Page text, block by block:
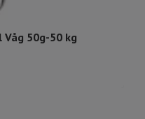
50g-50 kg